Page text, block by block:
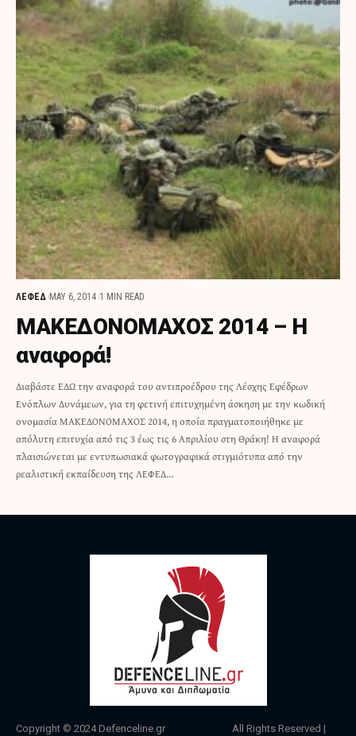
ΛΕΦΕΔ MAY 6, 2014 1 MIN READ
ΜΑΚΕΔΟΝΟΜΑΧΟΣ 2014 – Η
αναφορά!
Διαβάστε ΕΔΩ την αναφορά του αντιπροέδρου της Λέσχης Εφέδρων
Ενόπλων Δυνάμεων, για τη φετινή επιτυχημένη άσκηση με την κωδική
ονομασία ΜΑΚΕΔΟΝΟΜΑΧΟΣ 2014, η οποία πραγματοποιήθηκε με
απόλυτη επιτυχία από τις 3 έως τις 6 Απριλίου στη Θράκη! Η αναφορά
πλαισιώνεται με εντυπωσιακά φωτογραφικά στιγμιότυπα από την
ρεαλιστική εκπαίδευση της ΛΕΦΕΔ…
Copyright © 2024 Defenceline.gr All Rights Reserved |